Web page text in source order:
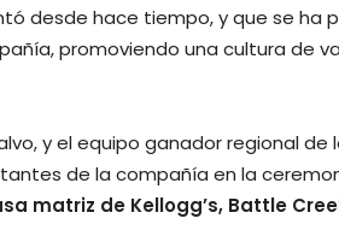
desde hace tiempo, y que se ha
promoviendo una cultura de
y el equipo ganador regional de
de la compañía en la
matriz de Kellogg’s, Battle